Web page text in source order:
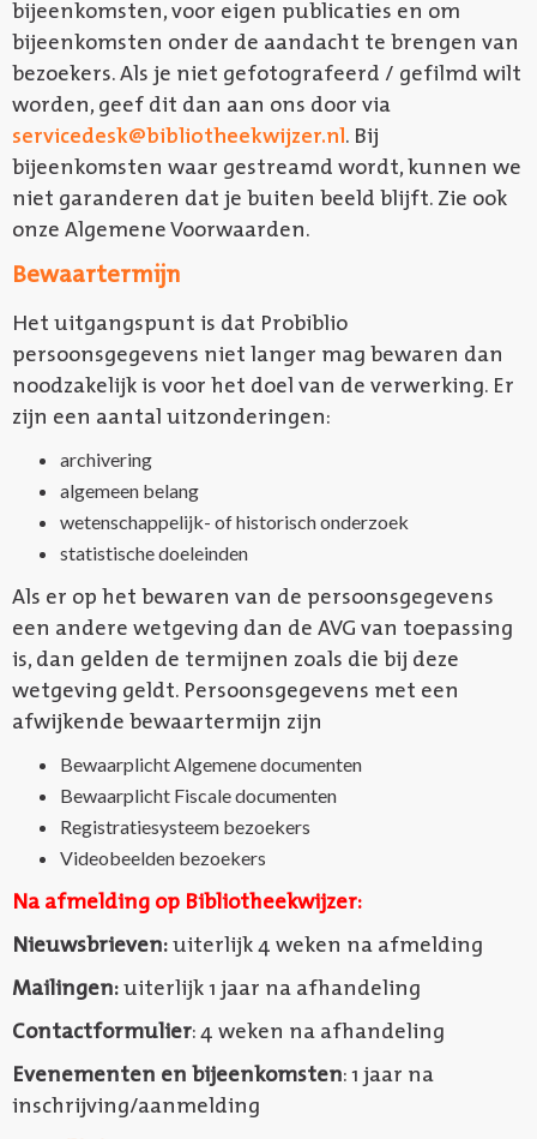
bijeenkomsten, voor eigen publicaties en om
bijeenkomsten onder de aandacht te brengen van
bezoekers. Als je niet gefotografeerd / gefilmd wilt
worden, geef dit dan aan ons door via
servicedesk@bibliotheekwijzer.nl. Bij
bijeenkomsten waar gestreamd wordt, kunnen we
niet garanderen dat je buiten beeld blijft. Zie ook
onze Algemene Voorwaarden.
Bewaartermijn
Het uitgangspunt is dat Probiblio
persoonsgegevens niet langer mag bewaren dan
noodzakelijk is voor het doel van de verwerking. Er
zijn een aantal uitzonderingen:
archivering
algemeen belang
wetenschappelijk- of historisch onderzoek
statistische doeleinden
Als er op het bewaren van de persoonsgegevens
een andere wetgeving dan de AVG van toepassing
is, dan gelden de termijnen zoals die bij deze
wetgeving geldt. Persoonsgegevens met een
afwijkende bewaartermijn zijn
Bewaarplicht Algemene documenten
Bewaarplicht Fiscale documenten
Registratiesysteem bezoekers
Videobeelden bezoekers
Na afmelding op Bibliotheekwijzer:
Nieuwsbrieven:uiterlijk 4 weken na afmelding
Mailingen:uiterlijk 1 jaar na afhandeling
Contactformulier: 4 weken na afhandeling
Evenementen en bijeenkomsten: 1 jaar na
inschrijving/aanmelding